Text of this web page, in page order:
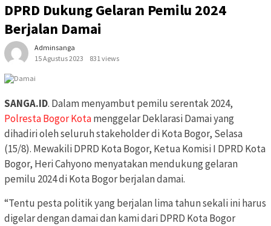
DPRD Dukung Gelaran Pemilu 2024
Berjalan Damai
Adminsanga
15 Agustus 2023
831 views
SANGA.ID. Dalam menyambut pemilu serentak 2024,
Polresta Bogor Kotamenggelar Deklarasi Damai yang
dihadiri oleh seluruh stakeholder di Kota Bogor, Selasa
(15/8). Mewakili DPRD Kota Bogor, Ketua Komisi I DPRD Kota
Bogor, Heri Cahyono menyatakan mendukung gelaran
pemilu 2024 di Kota Bogor berjalan damai.
“Tentu pesta politik yang berjalan lima tahun sekali ini harus
digelar dengan damai dan kami dari DPRD Kota Bogor